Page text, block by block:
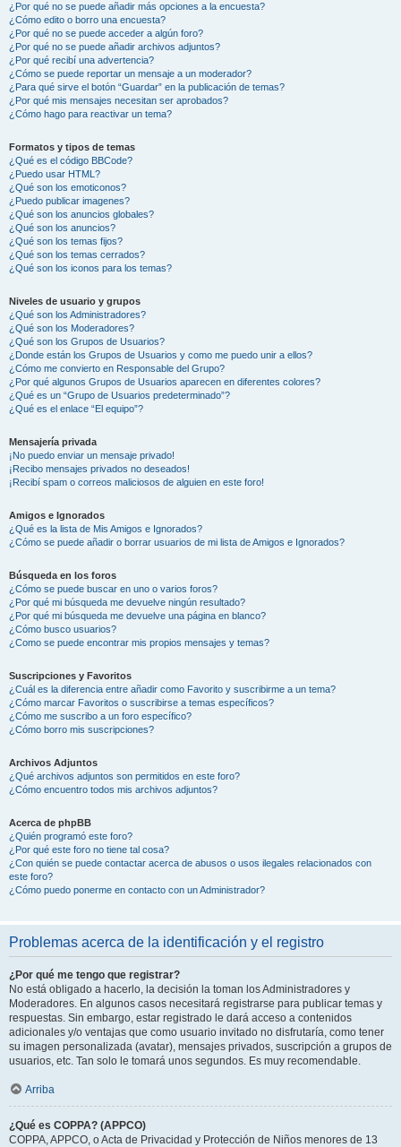
¿Por qué no se puede añadir más opciones a la encuesta?
¿Cómo edito o borro una encuesta?
¿Por qué no se puede acceder a algún foro?
¿Por qué no se puede añadir archivos adjuntos?
¿Por qué recibí una advertencia?
¿Cómo se puede reportar un mensaje a un moderador?
¿Para qué sirve el botón “Guardar” en la publicación de temas?
¿Por qué mis mensajes necesitan ser aprobados?
¿Cómo hago para reactivar un tema?
Formatos y tipos de temas
¿Qué es el código BBCode?
¿Puedo usar HTML?
¿Qué son los emoticonos?
¿Puedo publicar imagenes?
¿Qué son los anuncios globales?
¿Qué son los anuncios?
¿Qué son los temas fijos?
¿Qué son los temas cerrados?
¿Qué son los iconos para los temas?
Niveles de usuario y grupos
¿Qué son los Administradores?
¿Qué son los Moderadores?
¿Qué son los Grupos de Usuarios?
¿Donde están los Grupos de Usuarios y como me puedo unir a ellos?
¿Cómo me convierto en Responsable del Grupo?
¿Por qué algunos Grupos de Usuarios aparecen en diferentes colores?
¿Qué es un “Grupo de Usuarios predeterminado”?
¿Qué es el enlace “El equipo”?
Mensajería privada
¡No puedo enviar un mensaje privado!
¡Recibo mensajes privados no deseados!
¡Recibí spam o correos maliciosos de alguien en este foro!
Amigos e Ignorados
¿Qué es la lista de Mis Amigos e Ignorados?
¿Cómo se puede añadir o borrar usuarios de mi lista de Amigos e Ignorados?
Búsqueda en los foros
¿Cómo se puede buscar en uno o varios foros?
¿Por qué mi búsqueda me devuelve ningún resultado?
¿Por qué mi búsqueda me devuelve una página en blanco?
¿Cómo busco usuarios?
¿Como se puede encontrar mis propios mensajes y temas?
Suscripciones y Favoritos
¿Cuál es la diferencia entre añadir como Favorito y suscribirme a un tema?
¿Cómo marcar Favoritos o suscribirse a temas específicos?
¿Cómo me suscribo a un foro específico?
¿Cómo borro mis suscripciones?
Archivos Adjuntos
¿Qué archivos adjuntos son permitidos en este foro?
¿Cómo encuentro todos mis archivos adjuntos?
Acerca de phpBB
¿Quién programó este foro?
¿Por qué este foro no tiene tal cosa?
¿Con quién se puede contactar acerca de abusos o usos ilegales relacionados con
este foro?
¿Cómo puedo ponerme en contacto con un Administrador?
Problemas acerca de la identificación y el registro
¿Por qué me tengo que registrar?
No está obligado a hacerlo, la decisión la toman los Administradores y
Moderadores. En algunos casos necesitará registrarse para publicar temas y
respuestas. Sin embargo, estar registrado le dará acceso a contenidos
adicionales y/o ventajas que como usuario invitado no disfrutaría, como tener
su imagen personalizada (avatar), mensajes privados, suscripción a grupos de
usuarios, etc. Tan solo le tomará unos segundos. Es muy recomendable.
Arriba
¿Qué es COPPA? (APPCO)
COPPA, APPCO, o Acta de Privacidad y Protección de Niños menores de 13